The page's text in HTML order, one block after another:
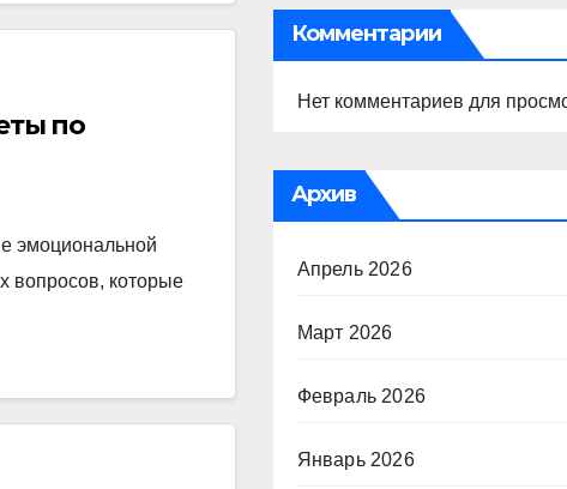
по
эмоциональной
вопросов, которые
Комментарии
Нет комментариев для
Архив
Апрель 2026
Март 2026
Февраль 2026
Январь 2026